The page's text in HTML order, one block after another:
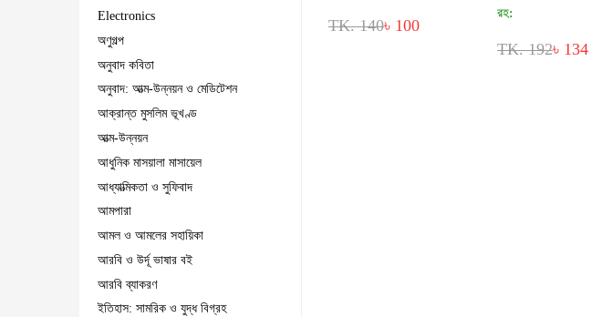
Electronics
অণুগল্প
অনুবাদ কবিতা
অনুবাদ: আত্ম-উন্নয়ন ও মেডিটেশন
আক্রান্ত মুসলিম ভূখণ্ড
আত্ম-উন্নয়ন
আধুনিক মাসয়ালা মাসায়েল
আধ্যাত্মিকতা ও সুফিবাদ
আমপারা
আমল ও আমলের সহায়িকা
আরবি ও উর্দূ ভাষার বই
আরবি ব্যাকরণ
ইতিহাস: সামরিক ও যুদ্ধ বিগ্রহ
TK. 140৳ 100
রহ:
TK. 192৳ 134